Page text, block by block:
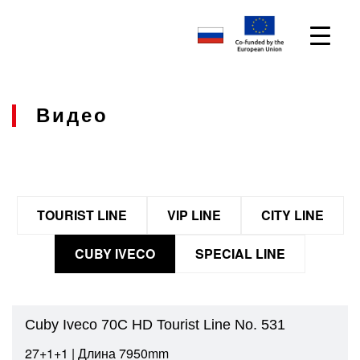
Видео
TOURIST LINE VIP LINE CITY LINE
CUBY IVECO SPECIAL LINE
Cuby Iveco 70C HD Tourist Line No. 531
27+1+1 | Длина 7950mm